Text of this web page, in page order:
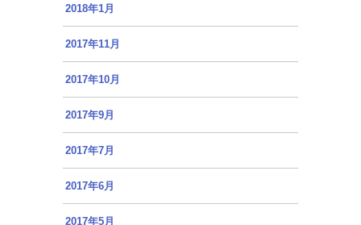
2018年1月
2017年11月
2017年10月
2017年9月
2017年7月
2017年6月
2017年5月